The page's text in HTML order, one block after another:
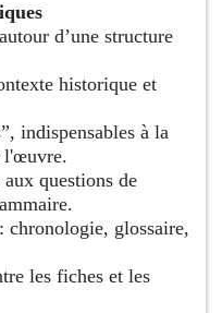
d’une structure
historique et
indispensables à la
l'œuvre.
questions de
chronologie, glossaire,
les fiches et les